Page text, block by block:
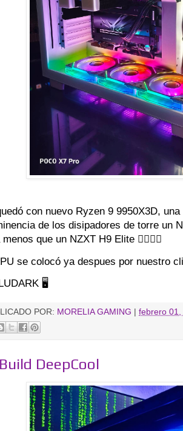
con nuevo Ryzen 9 9950X3D,
de los disipadores de torre un
que un NZXT H9 Elite 👌🏼😎🔥
se colocó ya despues por nuestro
🖥️
POR: MORELIA GAMING febrero 01,
DeepCool